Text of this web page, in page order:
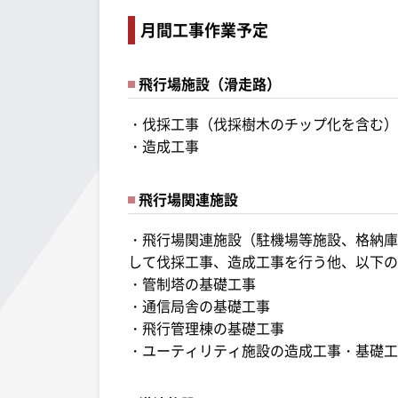
月間工事作業予定
飛行場施設（滑走路）
・伐採工事（伐採樹木のチップ化を含む）
・造成工事
飛行場関連施設
・飛行場関連施設（駐機場等施設、格納
して伐採工事、造成工事を行う他、以下
・管制塔の基礎工事
・通信局舎の基礎工事
・飛行管理棟の基礎工事
・ユーティリティ施設の造成工事・基礎